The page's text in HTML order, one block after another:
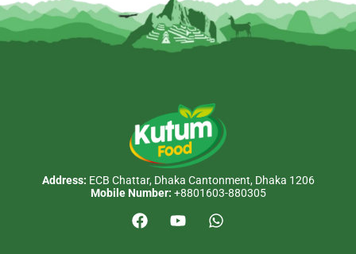
Address: ECB Chattar, Dhaka Cantonment, Dhaka 1206
Mobile Number: +8801603-880305